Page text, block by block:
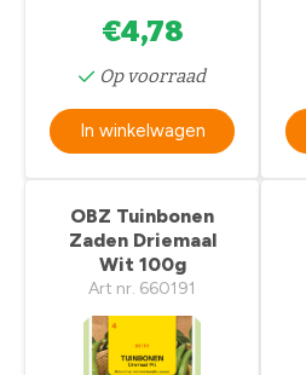
€4,78
Op voorraad
In winkelwagen
OBZ Tuinbonen
Zaden Driemaal
Wit 100g
Art nr. 660191